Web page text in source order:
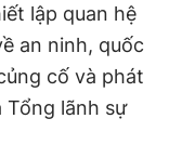
lập quan hệ
an ninh, quốc
cố và phát
Tổng lãnh sự